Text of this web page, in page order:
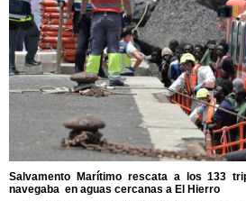
Salvamento Marítimo rescata a los 133
navegaba en aguas cercanas a El Hierro